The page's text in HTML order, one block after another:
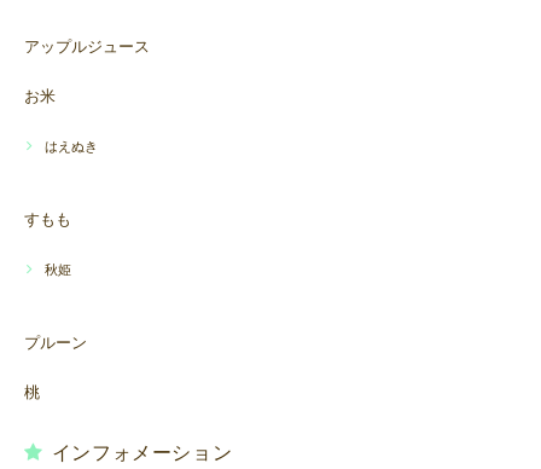
アップルジュース
お米
はえぬき
すもも
秋姫
プルーン
桃
インフォメーション